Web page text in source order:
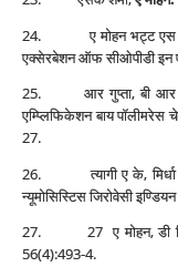
24. ए मोहन भट्ट एस पी, सी
एक्‍सेरबेशन ऑफ सीओपीडी इन
25. आर गुप्‍ता, बी आर
एम्प्लिफिकेशन बाय
27.
26. त्‍यागी ए के, मिर्धा
न्‍यूमोसिस्टिस जिरोवेसी
27. 27 ए मोहन, डी स्म्थि-
56(4):493-4.